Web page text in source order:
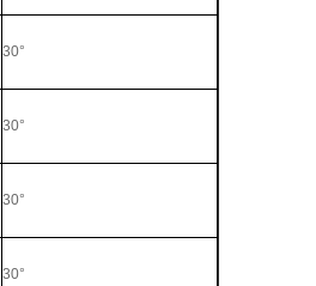
30°
30°
30°
30°